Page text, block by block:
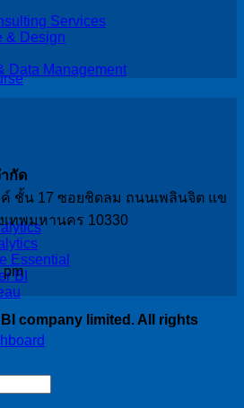
Essential
BI
Services
& Design
Data Management
กัด
ชั้น 17 ซอยชิดลม ถนนเพลินจิต แข
ทพมหานคร 10330
pm
BI company limited. All rights